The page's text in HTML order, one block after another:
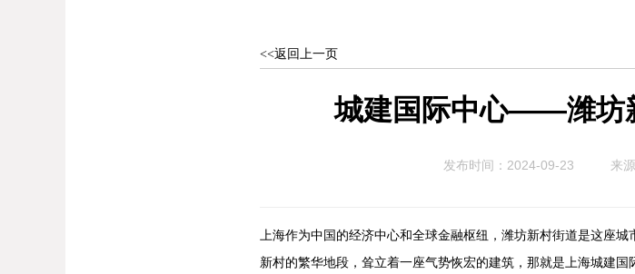
<<返回上一页
城建国际中心——潍坊
发布时间：2024-09-23 来
上海作为中国的经济中心和全球金融枢纽，潍坊新村街道是这座
新村的繁华地段，耸立着一座气势恢宏的建筑，那就是上海城建